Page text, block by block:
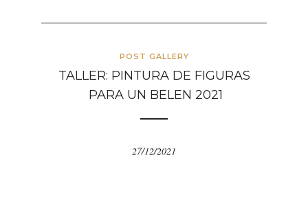
POST GALLERY
TALLER: PINTURA DE FIGURAS
PARA UN BELEN 2021
27/12/2021